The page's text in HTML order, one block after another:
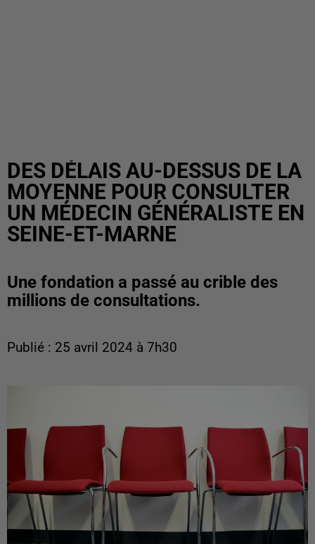
DES DÉLAIS AU-DESSUS DE LA
MOYENNE POUR CONSULTER
UN MÉDECIN GÉNÉRALISTE EN
SEINE-ET-MARNE
Une fondation a passé au crible des
millions de consultations.
Publié : 25 avril 2024 à 7h30